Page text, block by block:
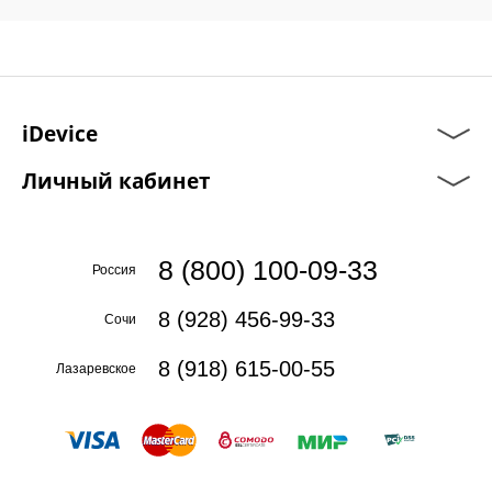
iDevice
Личный кабинет
Россия 8 (800) 100-09-33
Сочи 8 (928) 456-99-33
Лазаревское 8 (918) 615-00-55